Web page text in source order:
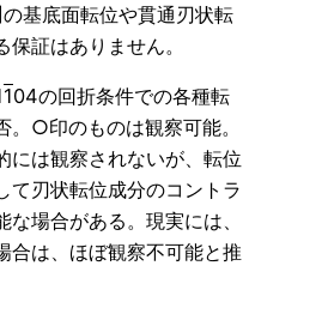
基底面転位や貫通刃状転
証はありません。
104の回折条件での各種転
。○印のものは観察可能。
には観察されないが、転位
て刃状転位成分のコントラ
な場合がある。現実には、
合は、ほぼ観察不可能と推